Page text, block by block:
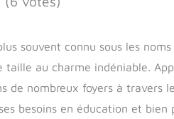
souvent connu sous les noms
taille au charme indéniable.
de nombreux foyers à travers
besoins en éducation et bien